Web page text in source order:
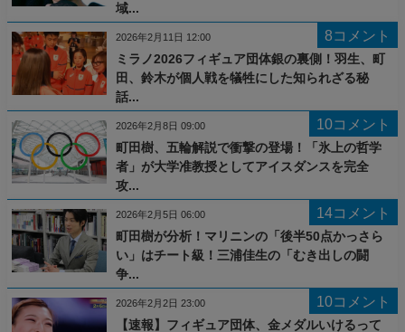
域...
8コメント
ミラノ2026フィギュア団体銀の裏側！羽生、町
田、鈴木が個人戦を犠牲にした知られざる秘
話...
2026年2月11日 12:00
10コメント
町田樹、五輪解説で衝撃の登場！「氷上の哲学
者」が大学准教授としてアイスダンスを完全
攻...
2026年2月8日 09:00
14コメント
町田樹が分析！マリニンの「後半50点かっさら
い」はチート級！三浦佳生の「むき出しの闘
争...
2026年2月5日 06:00
10コメント
【速報】フィギュア団体、金メダルいけるって
2026年2月2日 23:00